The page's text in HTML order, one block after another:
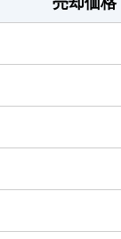
築34年
築34年
築34年
築1年
築1年